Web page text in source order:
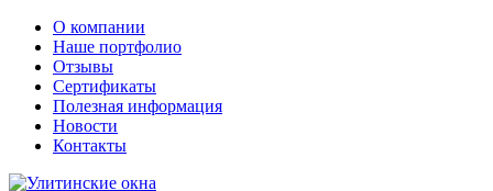
О компании
Наше портфолио
Отзывы
Сертификаты
Полезная информация
Новости
Контакты